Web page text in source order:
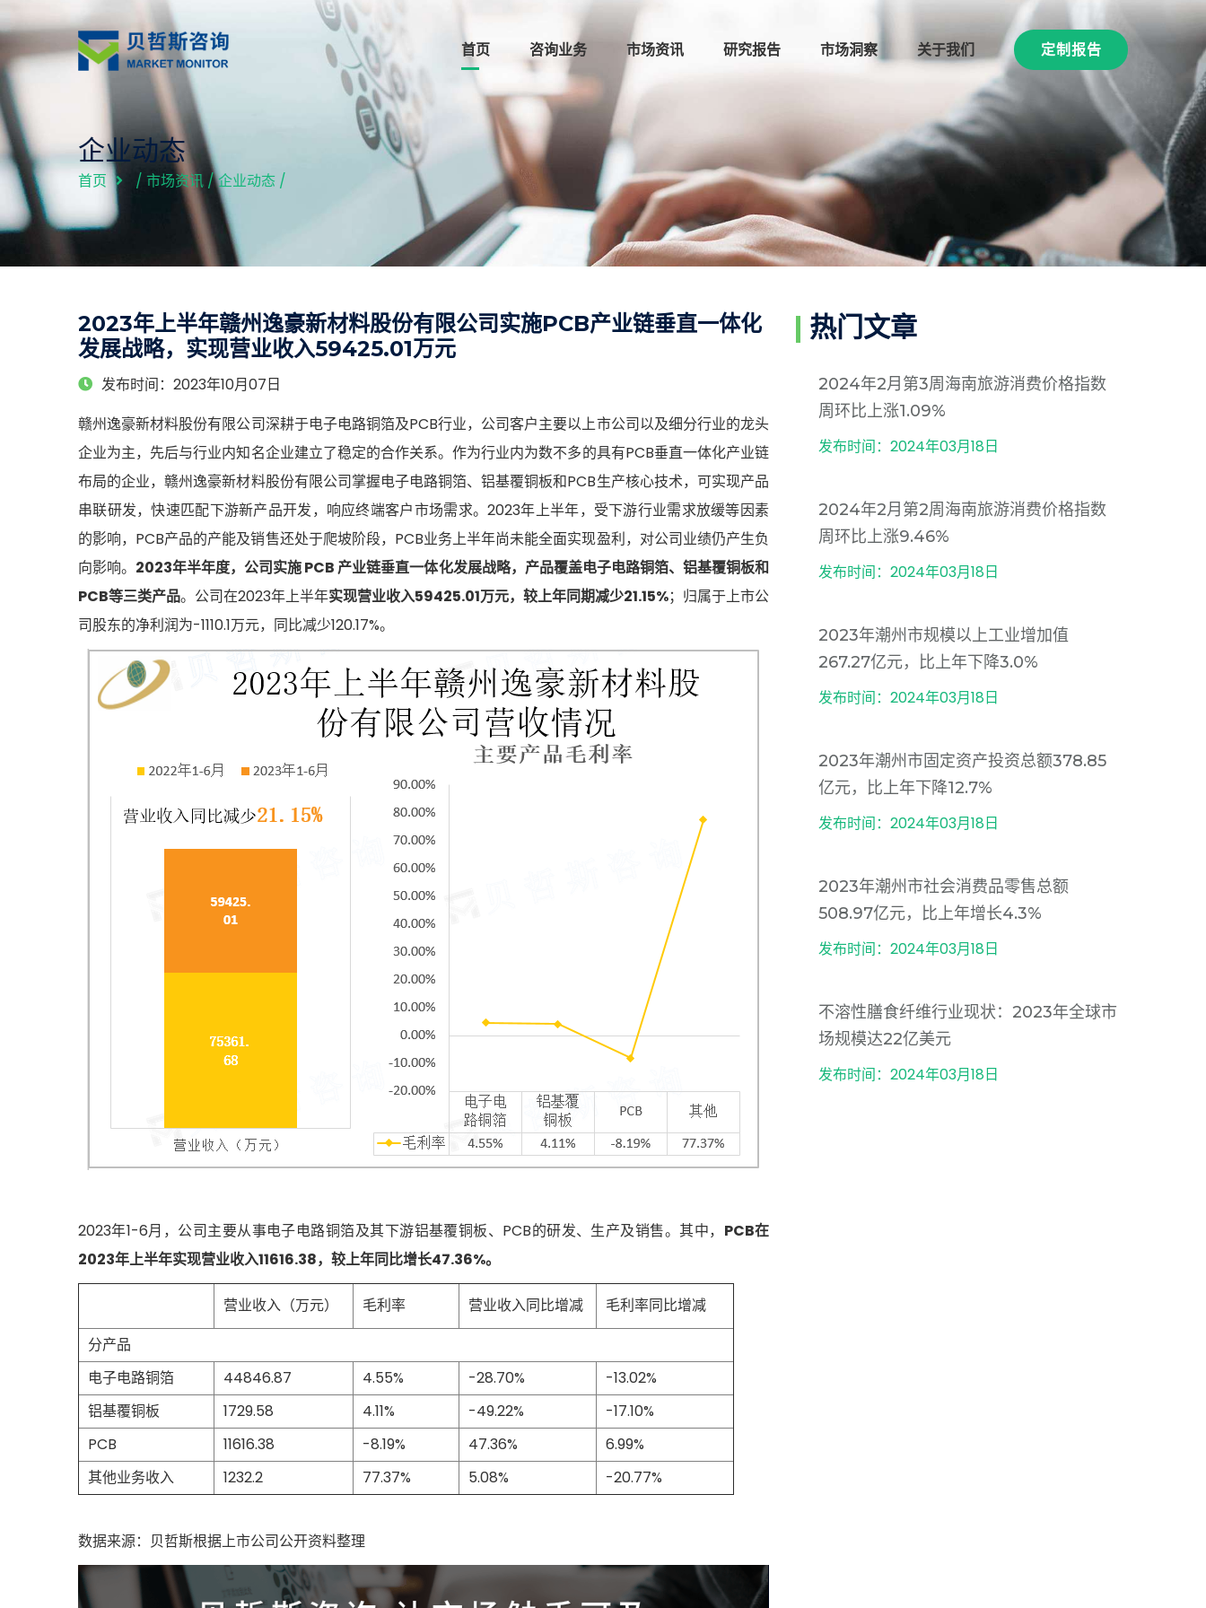
首页 咨询业务 市场资讯 研究报告 市场洞察 关于我们 定制报告
企业动态
首页 / 市场资讯 /企业动态 /
2023年上半年赣州逸豪新材料股份有限公司实施PCB产业链垂直一体化
发展战略，实现营业收入59425.01万元
发布时间：2023年10月07日
赣州逸豪新材料股份有限公司深耕于电子电路铜箔及PCB行业，公司客户主要以上市公司以及细分行业的龙头
企业为主，先后与行业内知名企业建立了稳定的合作关系。作为行业内为数不多的具有PCB垂直一体化产业链
布局的企业，赣州逸豪新材料股份有限公司掌握电子电路铜箔、铝基覆铜板和PCB生产核心技术，可实现产品
串联研发，快速匹配下游新产品开发，响应终端客户市场需求。2023年上半年，受下游行业需求放缓等因素
的影响，PCB产品的产能及销售还处于爬坡阶段，PCB业务上半年尚未能全面实现盈利，对公司业绩仍产生负
向影响。 2023年半年度，公司实施 PCB 产业链垂直一体化发展战略，产品覆盖电子电路铜箔、铝基覆铜板和
PCB等三类产品。公司在2023年上半年实现营业收入59425.01万元，较上年同期减少21.15%；归属于上市公
司股东的净利润为-1110.1万元，同比减少120.17%。
2023年1-6月，公司主要从事电子电路铜箔及其下游铝基覆铜板、PCB的研发、生产及销售。其中， PCB在
2023年上半年实现营业收入11616.38，较上年同比增长47.36%。
营业收入（万元） 毛利率 营业收入同比增减
毛利率同比增减
分产品
电子电路铜箔
44846.87 4.55% -28.70%
-13.02%
铝基覆铜板
1729.58 4.11% -49.22%
-17.10%
PCB
11616.38 -8.19% 47.36%
6.99%
其他业务收入
1232.2 77.37% 5.08% -20.77%
数据来源：贝哲斯根据上市公司公开资料整理
热门文章
2024年2月第3周海南旅游消费价格指数
周环比上涨1.09%
发布时间：2024年03月18日
2024年2月第2周海南旅游消费价格指数
周环比上涨9.46%
发布时间：2024年03月18日
2023年潮州市规模以上工业增加值
267.27亿元，比上年下降3.0%
发布时间：2024年03月18日
2023年潮州市固定资产投资总额378.85
亿元，比上年下降12.7%
发布时间：2024年03月18日
2023年潮州市社会消费品零售总额
508.97亿元，比上年增长4.3%
发布时间：2024年03月18日
不溶性膳食纤维行业现状：2023年全球市
场规模达22亿美元
发布时间：2024年03月18日